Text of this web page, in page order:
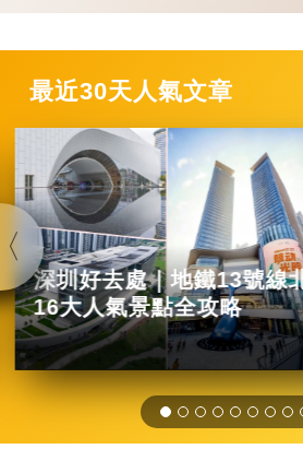
最近30天人氣文章
深圳好去處｜地鐵13號線
16大人氣景點全攻略